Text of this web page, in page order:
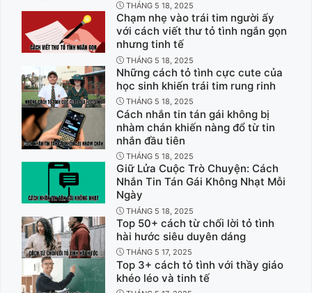
THÁNG 5 18, 2025
Chạm nhẹ vào trái tim người ấy
với cách viết thư tỏ tình ngắn gọn
nhưng tinh tế
THÁNG 5 18, 2025
Những cách tỏ tình cực cute của
học sinh khiến trái tim rung rinh
THÁNG 5 18, 2025
Cách nhắn tin tán gái không bị
nhàm chán khiến nàng đổ từ tin
nhắn đầu tiên
THÁNG 5 18, 2025
Giữ Lửa Cuộc Trò Chuyện: Cách
Nhắn Tin Tán Gái Không Nhạt Mỗi
Ngày
THÁNG 5 18, 2025
Top 50+ cách từ chối lời tỏ tình
hài hước siêu duyên dáng
THÁNG 5 17, 2025
Top 3+ cách tỏ tình với thầy giáo
khéo léo và tinh tế